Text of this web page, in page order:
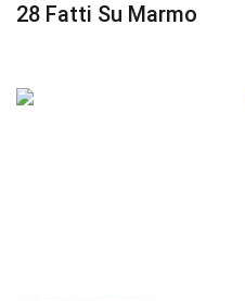
28 Fatti Su Marmo